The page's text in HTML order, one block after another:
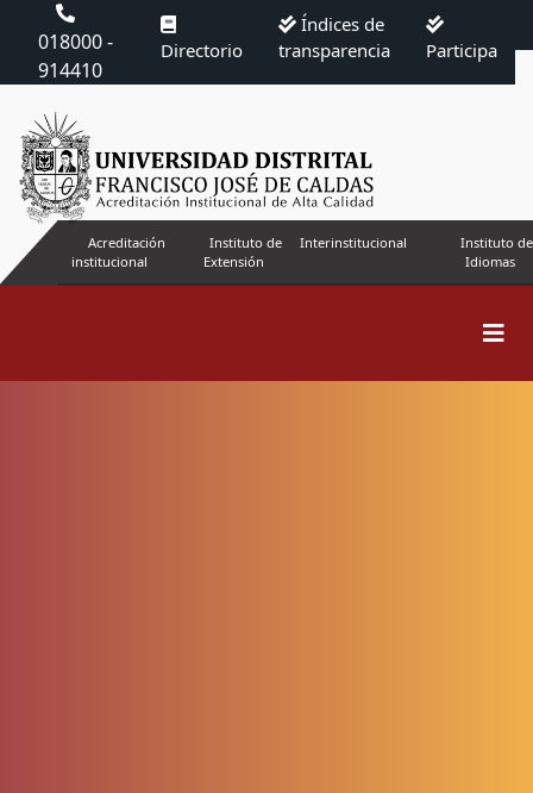
018000 -
914410
Directorio
Índices de
transparencia
Participa
Acreditación
institucional
Instituto de
Extensión
Interinstitucional
Instituto de
Idiomas